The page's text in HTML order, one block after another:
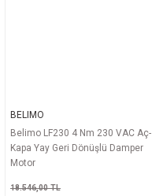
BELIMO
Belimo LF230 4 Nm 230 VAC Aç-
Kapa Yay Geri Dönüşlü Damper
Motor
18.546,00 TL